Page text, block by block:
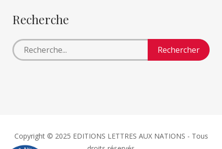
Recherche
Copyright © 2025 EDITIONS LETTRES AUX NATIONS - Tous